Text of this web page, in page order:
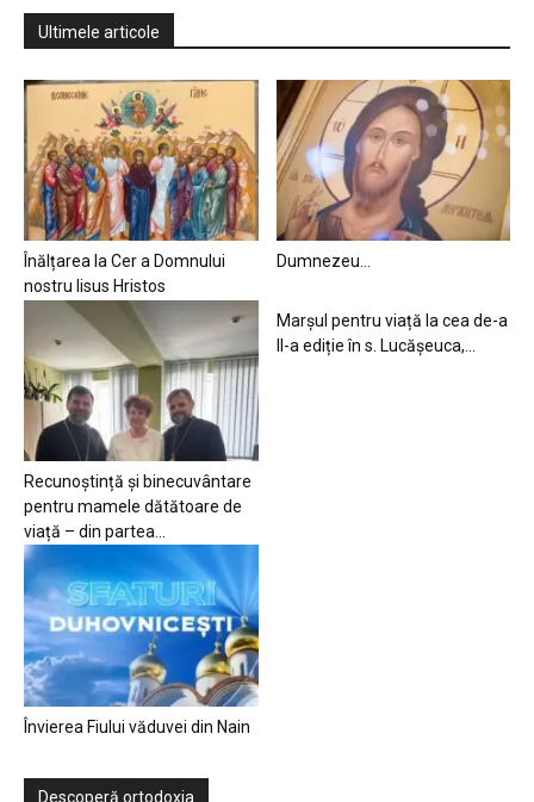
Ultimele articole
Înălțarea la Cer a Domnului
nostru Iisus Hristos
Dumnezeu…
Recunoștință și binecuvântare
pentru mamele dătătoare de
viață – din partea...
Marșul pentru viață la cea de-a
II-a ediție în s. Lucășeuca,...
Învierea Fiului văduvei din Nain
Descoperă ortodoxia